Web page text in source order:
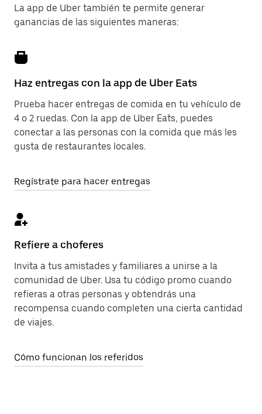
La app de Uber también te permite generar
ganancias de las siguientes maneras:
Haz entregas con la app de Uber Eats
Prueba hacer entregas de comida en tu vehículo de
4 o 2 ruedas. Con la app de Uber Eats, puedes
conectar a las personas con la comida que más les
gusta de restaurantes locales.
Regístrate para hacer entregas
Refiere a choferes
Invita a tus amistades y familiares a unirse a la
comunidad de Uber. Usa tu código promo cuando
refieras a otras personas y obtendrás una
recompensa cuando completen una cierta cantidad
de viajes.
Cómo funcionan los referidos